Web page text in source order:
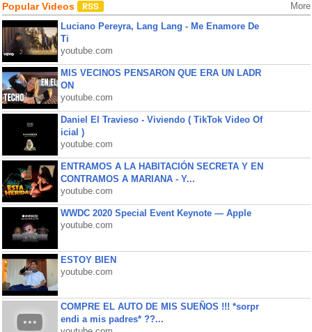
Popular Videos More
Luciano Pereyra, Lang Lang - Me Enamore De
Ti
youtube.com
MIS VECINOS PENSARON QUE ERA UN LADR
ON
youtube.com
Daniel El Travieso - Viviendo ( TikTok Video Of
icial )
youtube.com
ENTRAMOS A LA HABITACIÓN SECRETA Y EN
CONTRAMOS A MARIANA - Y...
youtube.com
WWDC 2020 Special Event Keynote — Apple
youtube.com
ESTOY BIEN
youtube.com
COMPRE EL AUTO DE MIS SUEÑOS !!! *sorpr
endi a mis padres* ??...